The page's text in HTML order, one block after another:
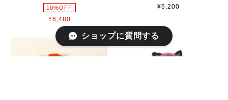
10%OFF
¥6,480
¥6,200
ショップに質問する